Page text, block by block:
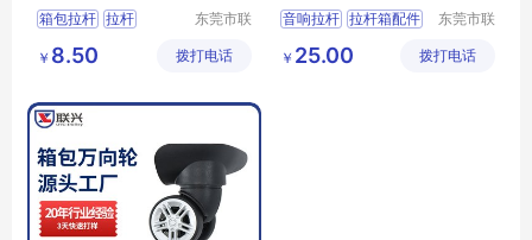
包万向轮子
箱包拉杆 拉杆
拉杆箱滑轮
东莞市联
件有限公
￥ 8.50 拨打电话
李工具箱拉杆
音响拉杆 拉杆箱配件
行李箱轮子
东莞市联
件有限公
￥ 25.00 拨打电话